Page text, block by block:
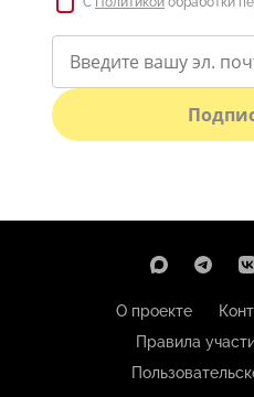
О проекте
Правила